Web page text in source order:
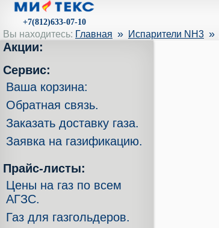
+7(812)633-07-10
Вы находитесь: Главная » Испарители NH3 »
Акции:
Сервис:
Ваша корзина:
Обратная связь.
Заказать доставку газа.
Заявка на газификацию.
Прайс-листы:
Цены на газ по всем
АГЗС.
Газ для газгольдеров.